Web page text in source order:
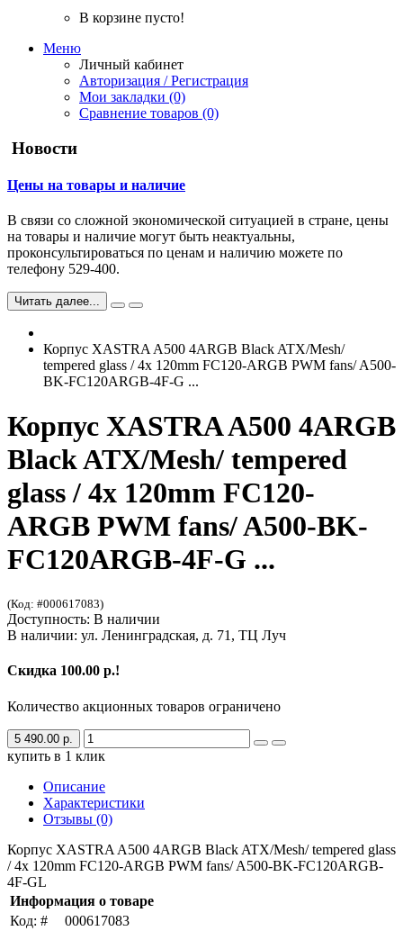
В корзине пусто!
Меню
Личный кабинет
Авторизация / Регистрация
Мои закладки (0)
Сравнение товаров (0)
Новости
Цены на товары и наличие
В связи со сложной экономической ситуацией в стране, цены
на товары и наличие могут быть неактуальны,
проконсультироваться по ценам и наличию можете по
телефону 529-400.
Читать далее...
Корпус XASTRA A500 4ARGB Black ATX/Mesh/
tempered glass / 4x 120mm FC120-ARGB PWM fans/ A500-
BK-FC120ARGB-4F-G ...
Корпус XASTRA A500 4ARGB
Black ATX/Mesh/ tempered
glass / 4x 120mm FC120-
ARGB PWM fans/ A500-BK-
FC120ARGB-4F-G ...
(Код: #000617083)
Доступность: В наличии
В наличии: ул. Ленинградская, д. 71, ТЦ Луч
Скидка 100.00 р.!
Количество акционных товаров ограничено
5 490.00 р.
купить в 1 клик
Описание
Характеристики
Отзывы (0)
Корпус XASTRA A500 4ARGB Black ATX/Mesh/ tempered glass
/ 4x 120mm FC120-ARGB PWM fans/ A500-BK-FC120ARGB-
4F-GL
Информация о товаре
Код: #
000617083